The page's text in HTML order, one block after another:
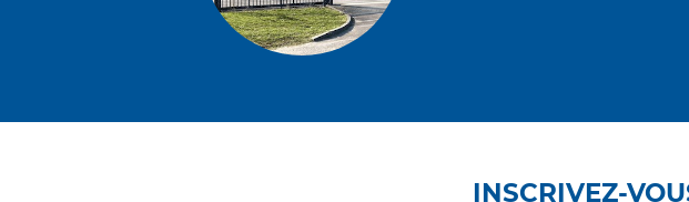
INSCRIVEZ-